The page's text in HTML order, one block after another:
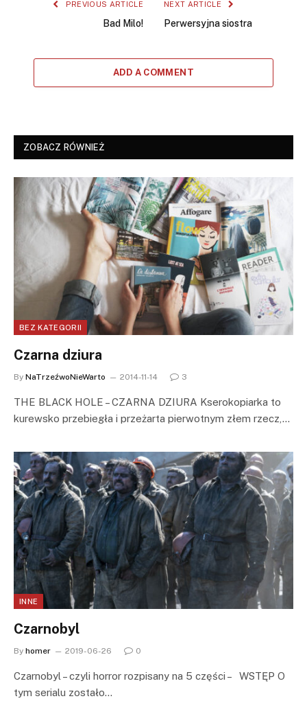
PREVIOUS ARTICLE
Bad Milo!
NEXT ARTICLE
Perwersyjna siostra
ADD A COMMENT
ZOBACZ RÓWNIEŻ
BEZ KATEGORII
Czarna dziura
By NaTrzeźwoNieWarto 2014-11-14 3
THE BLACK HOLE – CZARNA DZIURA Kserokopiarka to
kurewsko przebiegła i przeżarta pierwotnym złem rzecz,…
INNE
Czarnobyl
By homer 2019-06-26 0
Czarnobyl – czyli horror rozpisany na 5 części – WSTĘP O
tym serialu zostało…